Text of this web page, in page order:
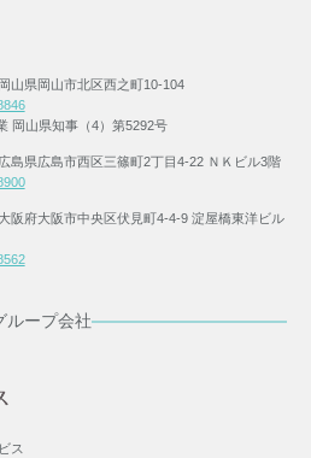
山県岡山市北区西之町10-104
岡山県知事（4）第5292号
県広島市西区三篠町2丁目4-22 ＮＫビル3階
阪府大阪市中央区伏見町4-4-9 淀屋橋東洋ビル
ループ会社
ス